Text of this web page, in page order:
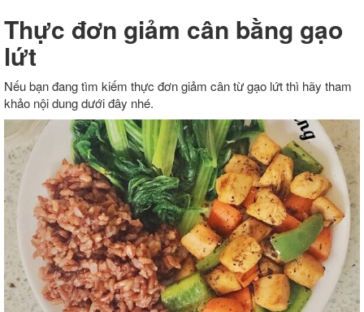
Thực đơn giảm cân bằng gạo
lứt
Nếu bạn đang tìm kiếm thực đơn giảm cân từ gạo lứt thì hãy tham
khảo nội dung dưới đây nhé.